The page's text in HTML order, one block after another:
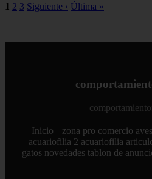
1 2 3 Siguiente › Última »
Inicio zona pro comercio aves
acuariofilia 2 acuariofilia
gatos novedades tablon de